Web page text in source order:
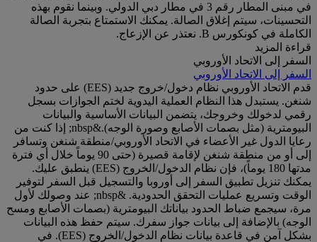
في مبنى المطار رقم 3 في مطار دبي الدولي. وبينما نقوم بهذه
التحسينات، سيتم إغلاق الصالة. يمكنك الاستمتاع بتجربة الصالة
الكاملة في كونكورس B. نعتذر عن الإزعاج.
قراءة المزيد
السفر إلى الاتحاد الأوروبي
السفر إلى الاتحاد الأوروبي
قدم الاتحاد الأوروبي نظام دخول/خروج جديد (EES) على حدود
شنغن. يستبدل هذا النظام العملية اليدوية لختم الجوازات بسجل
رقمي لدخولك وخروجك، يتضمن البيانات الأساسية والبيانات
البيومترية (مثل بصمات الأصابع وصورة الوجه).&nbsp; إذا كنت من
رعايا الدول غير الأعضاء في الاتحاد الأوروبي/منطقة شنغن وتسافر
إلى أو من منطقة شنغن لإقامة قصيرة (حتى 90 يوماً خلال أي فترة
مدتها 180 يوماً)، فإن نظام الدخول/الخروج (EES) ينطبق عليك.
يمكنك تنزيل تطبيق السفر إلى أوروبا والتسجيل قبل السفر لتوفير
الوقت وتسريع عمليات التحقق الحدودية. &nbsp; عند وصولك لأول
مرة، سيجمع ضباط الحدود بياناتك البيومترية (بصمات الأصابع ومسح
الوجه) بالإضافة إلى بيانات جواز سفرك. سيتم حفظ هذه البيانات
بشكل آمن في قاعدة بيانات نظام الدخول/الخروج (EES). في